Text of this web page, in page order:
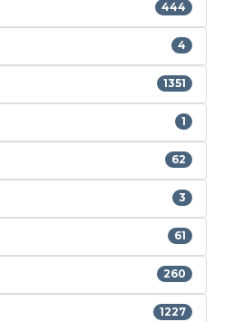
444
4
1351
1
62
3
61
260
1227